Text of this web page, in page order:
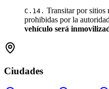
C.14. Transitar por sitios
prohibidas por la
vehículo será
Ciudades